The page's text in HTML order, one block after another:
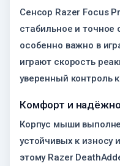
Сенсор Razer Focus
стабильное и
особенно важно в
играют скорость
уверенный контроль
Комфорт и
Корпус мыши
устойчивых к износу
этому Razer